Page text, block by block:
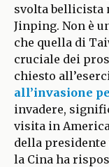
svolta bellicista
Jinping. Non è
che quella di
cruciale dei
chiesto
all’invasione
invadere,
visita in
della
la Cina ha